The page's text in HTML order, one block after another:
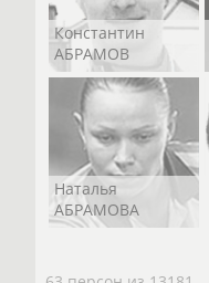
Константин
АБРАМОВ
Наталья
АБРАМОВА